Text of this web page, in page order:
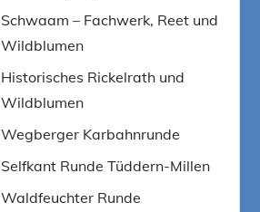
Schwaam – Fachwerk, Reet und
Wildblumen
Historisches Rickelrath und
Wildblumen
Wegberger Karbahnrunde
Selfkant Runde Tüddern-Millen
Waldfeuchter Runde